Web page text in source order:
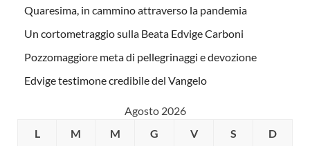
Quaresima, in cammino attraverso la pandemia
Un cortometraggio sulla Beata Edvige Carboni
Pozzomaggiore meta di pellegrinaggi e devozione
Edvige testimone credibile del Vangelo
Agosto 2026
L
M M G V S D